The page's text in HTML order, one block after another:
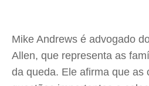
Mike Andrews é advogado
Allen, que representa as
da queda. Ele afirma que as